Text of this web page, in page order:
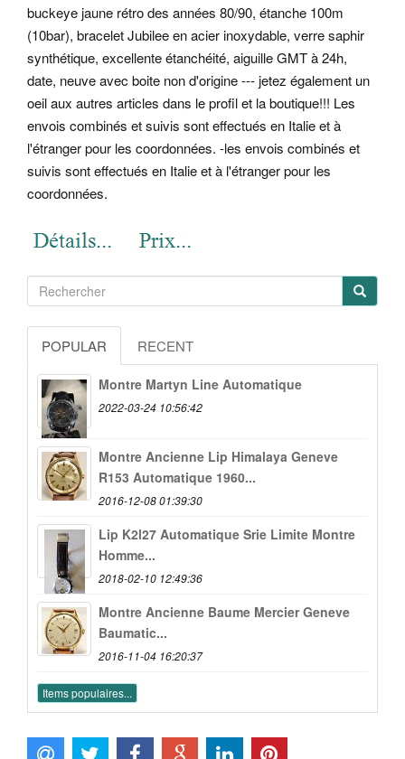
buckeye jaune rétro des années 80/90, étanche 100m
(10bar), bracelet Jubilee en acier inoxydable, verre saphir
synthétique, excellente étanchéité, aiguille GMT à 24h,
date, neuve avec boite non d'origine --- jetez également un
oeil aux autres articles dans le profil et la boutique!!! Les
envois combinés et suivis sont effectués en Italie et à
l'étranger pour les coordonnées. -les envois combinés et
suivis sont effectués en Italie et à l'étranger pour les
coordonnées.
POPULAR RECENT
Montre Martyn Line Automatique
2022-03-24 10:56:42
Montre Ancienne Lip Himalaya Geneve
R153 Automatique 1960...
2016-12-08 01:39:30
Lip K2l27 Automatique Srie Limite Montre
Homme...
2018-02-10 12:49:36
Montre Ancienne Baume Mercier Geneve
Baumatic...
2016-11-04 16:20:37
Items populaires...